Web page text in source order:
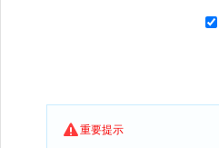
重要提示